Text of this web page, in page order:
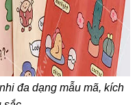
đa dạng mẫu mã, kích